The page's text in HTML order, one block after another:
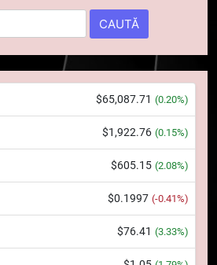
$65,087.71 (0.20%)
$1,922.76 (0.15%)
$605.15 (2.08%)
$0.1997 (-0.41%)
$76.41 (3.33%)
Squid a strâns 6 milioane de
dolari cu sprijinul Ripple, apoi a
pierdut jumătate din aceștia
într-un atac cibernetic în mai
Banii digitali și arhitectura
încrederii: O nouă viziune asupra
banilor în era digitală